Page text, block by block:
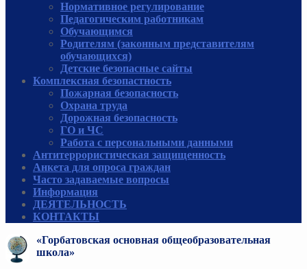
Нормативное регулирование
Педагогическим работникам
Обучающимся
Родителям (законным представителям
обучающихся)
Детские безопасные сайты
Комплексная безопастность
Пожарная безопасность
Охрана труда
Дорожная безопасность
ГО и ЧС
Работа с персональными данными
Антитеррористическая защищенность
Анкета для опроса граждан
Часто задаваемые вопросы
Информация
ДЕЯТЕЛЬНОСТЬ
КОНТАКТЫ
«Горбатовская основная общеобразовательная
школа»